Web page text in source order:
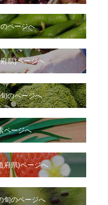
ページへ
県)ページへ
のページへ
ページへ
府県)ページへ
旬のページへ